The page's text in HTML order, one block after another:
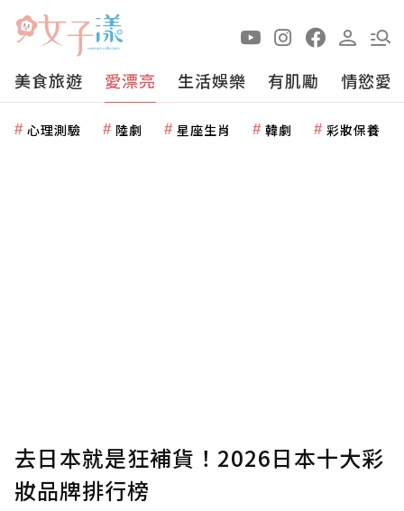
美食旅遊 愛漂亮 生活娛樂 有肌勵 情慾愛
心理測驗 陸劇 星座生肖 韓劇 彩妝保養
去日本就是狂補貨！2026日本十大彩
妝品牌排行榜